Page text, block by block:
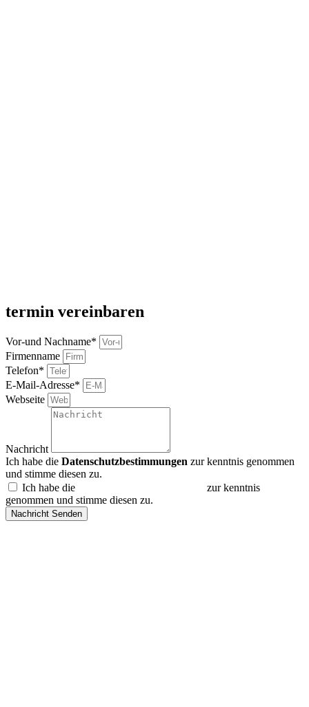
termin vereinbaren
Vor-und Nachname*
Firmenname
Telefon*
E-Mail-Adresse*
Webseite
Nachricht
Ich habe die Datenschutzbestimmungen zur kenntnis genommen
und stimme diesen zu.
Ich habe die
zur kenntnis
genommen und stimme diesen zu.
Nachricht Senden